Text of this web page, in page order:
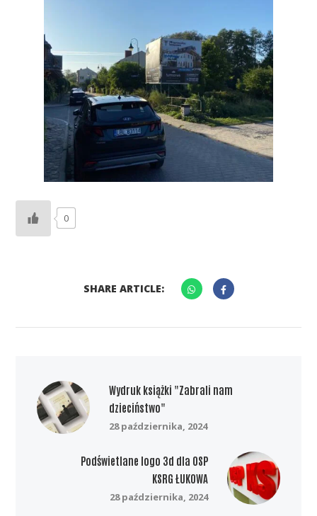
0
SHARE ARTICLE:
Wydruk książki "Zabrali nam
dzieciństwo"
28 października, 2024
Podświetlane logo 3d dla OSP
KSRG ŁUKOWA
28 października, 2024